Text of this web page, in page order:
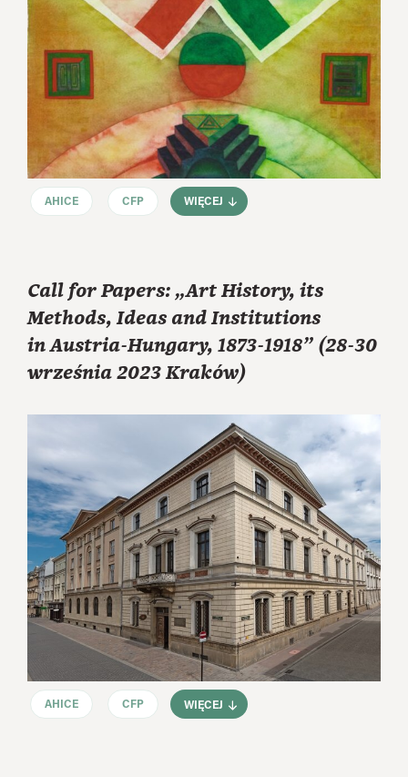
AHICE CFP WIĘCEJ
Call for Papers: „Art History, its
Methods, Ideas and Institutions
in Austria-Hungary, 1873-1918” (28-30
września 2023 Kraków)
AHICE CFP WIĘCEJ